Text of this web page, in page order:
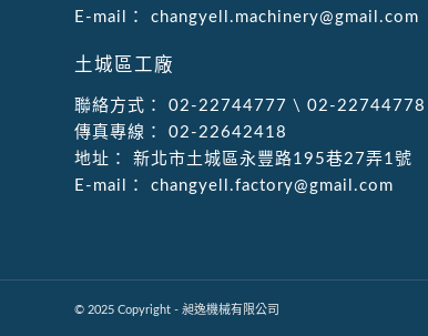
E-mail：
changyell.machinery@gmail.com
土城區工廠
聯絡方式： 02-22744777 \ 02-22744778
傳真專線：
02-22642418
地址：
新北市土城區永豐路195巷27弄1號
E-mail：
changyell.factory@gmail.com
© 2025 Copyright - 昶逸機械有限公司